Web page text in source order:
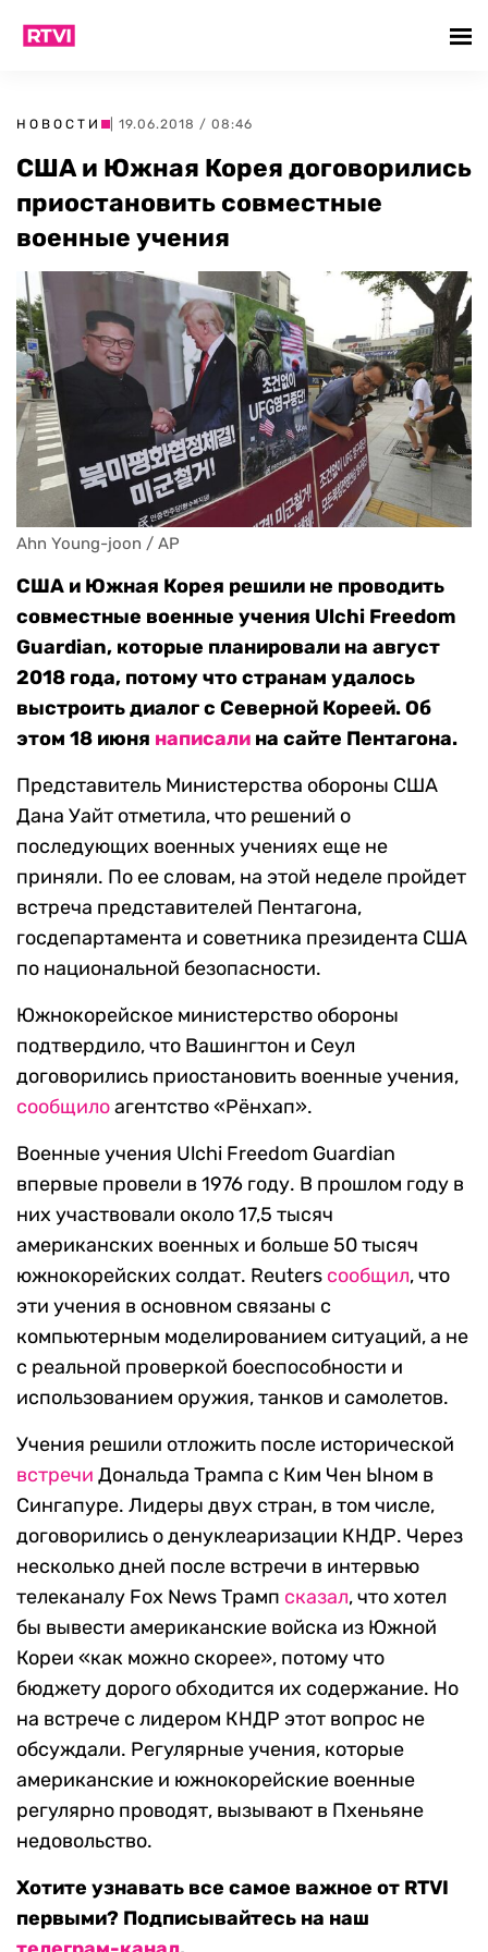
НОВОСТИ | 19.06.2018 / 08:46
США и Южная Корея договорились
приостановить совместные
военные учения
Ahn Young-joon / AP
США и Южная Корея решили не проводить
совместные военные учения Ulchi Freedom
Guardian, которые планировали на август
2018 года, потому что странам удалось
выстроить диалог с Северной Кореей. Об
этом 18 июня написали на сайте Пентагона.
Представитель Министерства обороны США
Дана Уайт отметила, что решений о
последующих военных учениях еще не
приняли. По ее словам, на этой неделе пройдет
встреча представителей Пентагона,
госдепартамента и советника президента США
по национальной безопасности.
Южнокорейское министерство обороны
подтвердило, что Вашингтон и Сеул
договорились приостановить военные учения,
сообщилоагентство «Рёнхап».
Военные учения Ulchi Freedom Guardian
впервые провели в 1976 году. В прошлом году в
них участвовали около 17,5 тысяч
американских военных и больше 50 тысяч
южнокорейских солдат. Reuters сообщил, что
эти учения в основном связаны с
компьютерным моделированием ситуаций, а не
с реальной проверкой боеспособности и
использованием оружия, танков и самолетов.
Учения решили отложить после исторической
встречи Дональда Трампа с Ким Чен Ыном в
Сингапуре. Лидеры двух стран, в том числе,
договорились о денуклеаризации КНДР. Через
несколько дней после встречи в интервью
телеканалу Fox News Трамп сказал, что хотел
бы вывести американские войска из Южной
Кореи «как можно скорее», потому что
бюджету дорого обходится их содержание. Но
на встрече с лидером КНДР этот вопрос не
обсуждали. Регулярные учения, которые
американские и южнокорейские военные
регулярно проводят, вызывают в Пхеньяне
недовольство.
Хотите узнавать все самое важное от RTVI
первыми? Подписывайтесь на наш